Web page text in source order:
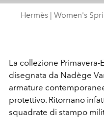
Hermès | Women's
La collezione
disegnata da Nadège
armature
protettivo. Ritornano
squadrate di stampo